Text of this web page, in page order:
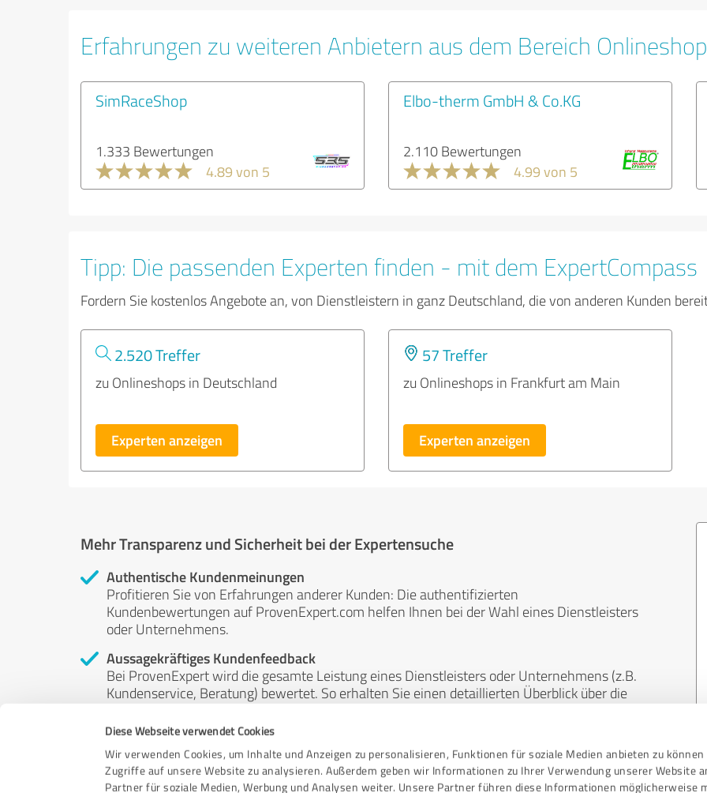
Diese Webseite verwendet Cookies
Wir verwenden Cookies, um Inhalte und Anzeigen zu personalisieren, Funktionen für soziale Medien anbieten zu können
Zugriffe auf unsere Website zu analysieren. Außerdem geben wir Informationen zu Ihrer Verwendung unserer Website
Partner für soziale Medien, Werbung und Analysen weiter. Unsere Partner führen diese Informationen möglicherweise
Erfahrungen zu weiteren Anbietern aus dem Bereich
SimRaceShop
1.333 Bewertungen
4.89 von 5
Elbo-therm GmbH & Co.KG
2.110 Bewertungen
4.99 von 5
Tipp: Die passenden Experten finden - mit dem ExpertCompass
Fordern Sie kostenlos Angebote an, von Dienstleistern in ganz Deutschland, die von anderen Kunden
2.520 Treffer
zu Onlineshops in Deutschland
Experten anzeigen
57 Treffer
zu Onlineshops in Frankfurt am Main
Experten anzeigen
Mehr Transparenz und Sicherheit bei der Expertensuche
Authentische Kundenmeinungen
Profitieren Sie von Erfahrungen anderer Kunden: Die authentifizierten
Kundenbewertungen auf ProvenExpert.com helfen Ihnen bei der Wahl eines Dienstleisters
oder Unternehmens.
Aussagekräftiges Kundenfeedback
Bei ProvenExpert wird die gesamte Leistung eines Dienstleisters oder Unternehmens (z.B.
Kundenservice, Beratung) bewertet. So erhalten Sie einen detaillierten Überblick über die
Unabhängige Bewertungen
ProvenExpert ist grundsätzlich kostenlos, unabhängig und neutral. Bewertungen von
Kunden erfolgen freiwillig, können nicht gekauft werden und sind weder finanziell noch